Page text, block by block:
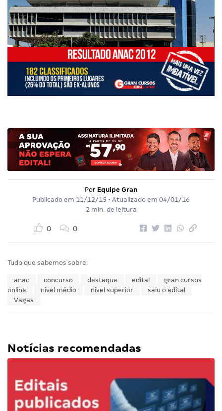
Por Equipe Gran
Publicado em 11/12/15 • Atualizado em 04/01/16
2 min. de leitura
0 0
Tudo que sabemos sobre:
anac concurso destaque edital
gran cursos
online
nível médio nível superior
saiu o edital
Vagas
Notícias recomendadas